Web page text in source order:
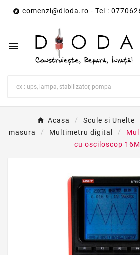
 comenzi@dioda.ro - Tel :

Acasa Scule si Unelte
masura
Multimetru digital
cu osciloscop